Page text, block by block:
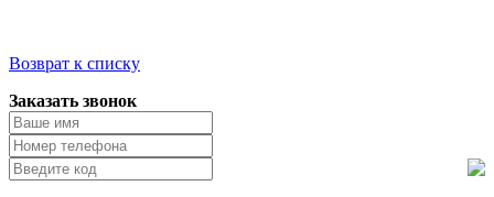
Возврат к списку
Заказать звонок